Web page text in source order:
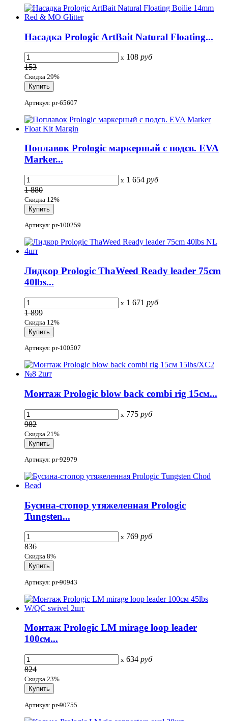
Насадка Prologic ArtBait Natural Floating...
x 108 руб
153
Скидка 29%
Артикул: pr-65607
Поплавок Prologic маркерный с подсв. EVA
Marker...
x 1 654 руб
1 880
Скидка 12%
Артикул: pr-100259
Лидкор Prologic ThaWeed Ready leader 75cm
40lbs...
x 1 671 руб
1 899
Скидка 12%
Артикул: pr-100507
Монтаж Prologic blow back combi rig 15см...
x 775 руб
982
Скидка 21%
Артикул: pr-92979
Бусина-стопор утяжеленная Prologic
Tungsten...
x 769 руб
836
Скидка 8%
Артикул: pr-90943
Монтаж Prologic LM mirage loop leader
100см...
x 634 руб
824
Скидка 23%
Артикул: pr-90755